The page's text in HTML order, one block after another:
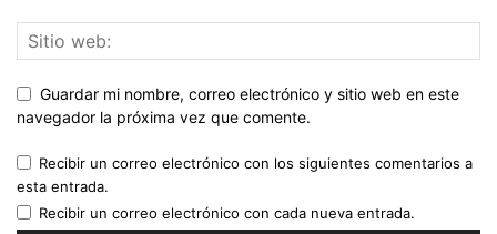
Guardar mi nombre, correo electrónico y sitio web en este
navegador la próxima vez que comente.
Recibir un correo electrónico con los siguientes comentarios a
esta entrada.
Recibir un correo electrónico con cada nueva entrada.